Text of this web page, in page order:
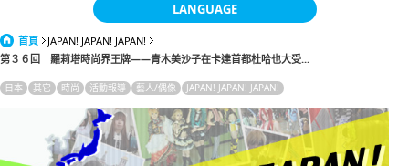
LANGUAGE
한국어
簡体中文
繁體中文
首頁
JAPAN! JAPAN! JAPAN!
第３６回 羅莉塔時尚界王牌——青木美沙子在卡達首都杜哈也大受...
日本 其它 時尚 活動報導 藝人/偶像 JAPAN! JAPAN! JAPAN!